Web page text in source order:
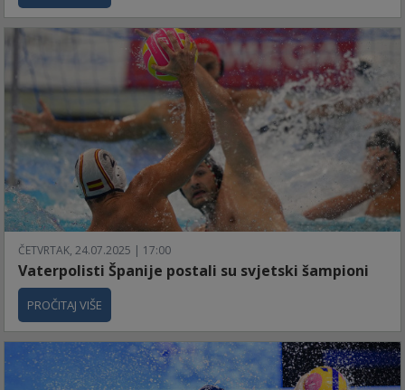
ČETVRTAK, 24.07.2025 | 17:00
Vaterpolisti Španije postali su svjetski šampioni
PROČITAJ VIŠE